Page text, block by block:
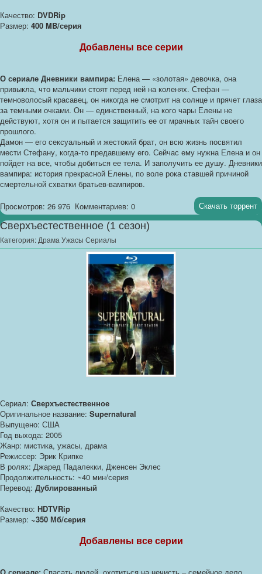
Качество: DVDRip
Размер: 400 MB/серия
Добавлены все серии
О сериале Дневники вампира: Елена — «золотая» девочка, она
привыкла, что мальчики стоят перед ней на коленях. Стефан —
темноволосый красавец, он никогда не смотрит на солнце и прячет глаза
за темными очками. Он — единственный, на кого чары Елены не
действуют, хотя он и пытается защитить ее от мрачных тайн своего
прошлого.
Дамон — его сексуальный и жестокий брат, он всю жизнь посвятил
мести Стефану, когда-то предавшему его. Сейчас ему нужна Елена и он
пойдет на все, чтобы добиться ее тела. И заполучить ее душу. Дневники
вампира: история прекрасной Елены, по воле рока ставшей причиной
смертельной схватки братьев-вампиров.
Просмотров: 26 976 Комментариев: 0 Скачать торрент
Сверхъестественное (1 сезон)
Категория: Драма Ужасы Сериалы
Сериал: Сверхъестественное
Оригинальное название: Supernatural
Выпущено: США
Год выхода: 2005
Жанр: мистика, ужасы, драма
Режиссер: Эрик Крипке
В ролях: Джаред Падалекки, Дженсен Эклес
Продолжительность: ~40 мин/серия
Перевод: Дублированный
Качество: HDTVRip
Размер: ~350 Мб/серия
Добавлены все серии